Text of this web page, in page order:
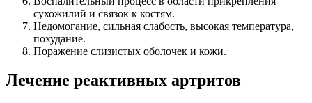
сухожилий и связок к костям.
Недомогание, сильная слабость, высокая температура,
похудание.
Поражение слизистых оболочек и кожи.
Лечение реактивных артритов